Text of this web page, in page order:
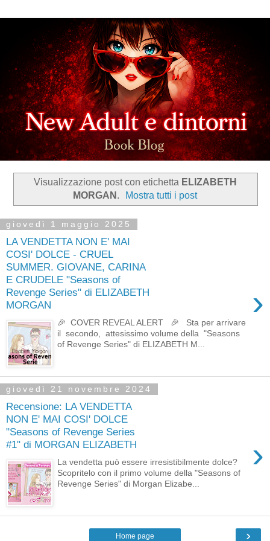
Visualizzazione post con etichetta ELIZABETH
MORGAN . Mostra tutti i post
giovedì 1 maggio 2025
LA VENDETTA NON E' MAI
COSI' DOLCE - CRUEL
SUMMER. GIOVANE, CARINA
E CRUDELE "Seasons of
Revenge Series" di ELIZABETH
MORGAN
›
🎉 COVER REVEAL ALERT 🎉 Sta per arrivare
il secondo, attesissimo volume della "Seasons
of Revenge Series" di ELIZABETH M...
giovedì 21 novembre 2024
Recensione: LA VENDETTA
NON E' MAI COSI' DOLCE
"Seasons of Revenge Series
#1" di MORGAN ELIZABETH
›
La vendetta può essere irresistibilmente dolce?
Scopritelo con il primo volume della "Seasons of
Revenge Series" di Morgan Elizabe...
›
Home page